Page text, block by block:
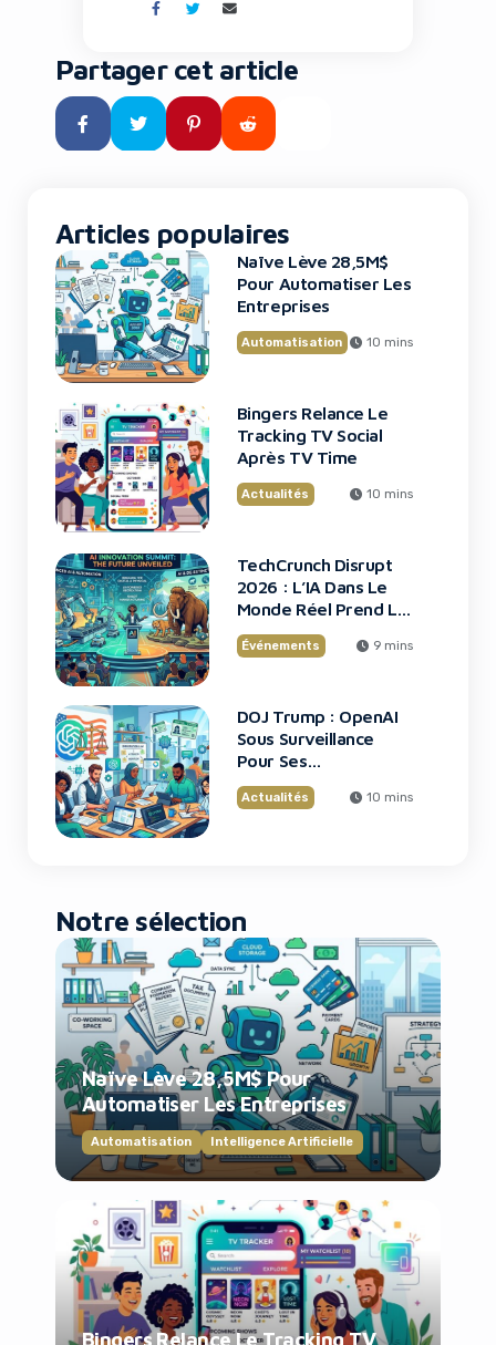
loin de tout cloud dans des
des millénaires pourraient
fouler à nouveau notre planète
grâce à la biologie de synthèse.
Ce n’est plus de la science-
Partager cet article
Articles populaires
Naïve Lève 28,5M$
Pour Automatiser Les
Entreprises
Automatisation 10 mins
Bingers Relance Le
Tracking TV Social
Après TV Time
Actualités 10 mins
TechCrunch Disrupt
2026 : L’IA Dans Le
Monde Réel Prend La
Scène
Événements 9 mins
DOJ Trump : OpenAI
Sous Surveillance
Pour Ses
Recrutements
Actualités 10 mins
Notre sélection
Naïve Lève 28,5M$ Pour
Automatiser Les Entreprises
Automatisation Intelligence Artificielle
Bingers Relance Le Tracking TV